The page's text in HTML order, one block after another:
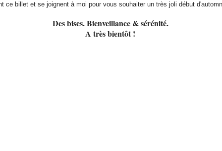
ce billet et se joignent à moi pour vous souhaiter un très joli début
Des bises. Bienveillance & sérénité.
A très bientôt !